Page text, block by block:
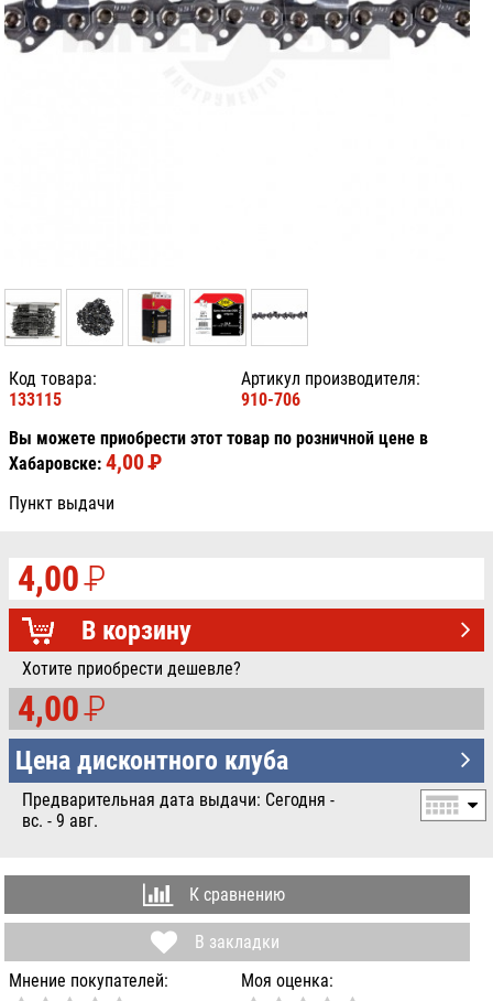
Код товара:
133115
Артикул производителя:
910-706
Вы можете приобрести этот товар по розничной цене в
Хабаровске: 4,00PУБ.
Пункт выдачи
4,00P
УБ.
В корзину
Хотите приобрести дешевле?
4,00P
УБ.
Цена дисконтного клуба
Предварительная дата выдачи: Сегодня -
вс. - 9 авг.
К сравнению
В закладки
Мнение покупателей:
Моя оценка: